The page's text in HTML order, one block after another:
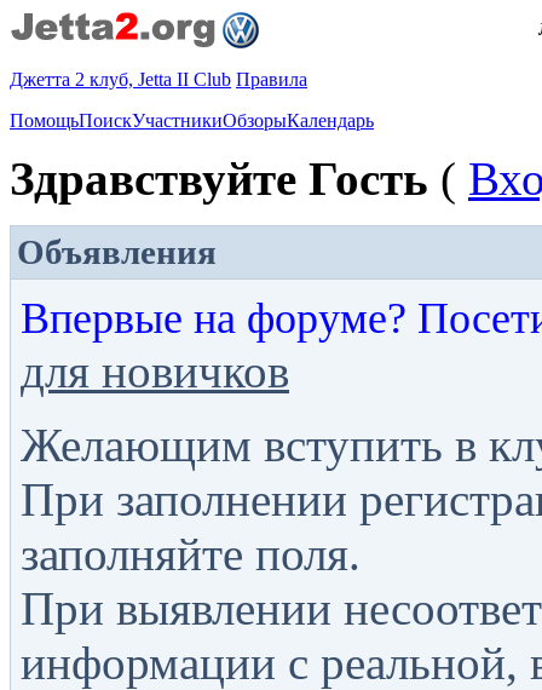
Джетта 2 клуб, Jetta II Club Правила
ПомощьПоискУчастникиОбзорыКалендарь
Здравствуйте Гость (
Объявления
Впервые на форуме?
для новичков
Желающим вступить в
При заполнении
заполняйте поля.
При выявлении
информации с реальной,